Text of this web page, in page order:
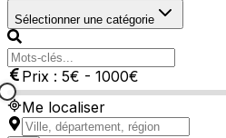
Sélectionner une catégorie
Prix : 5€ - 1000€
Me localiser